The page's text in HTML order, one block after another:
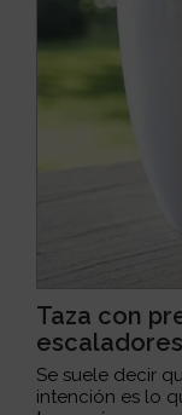
Taza con
escaladores
Se suele decir
intención es lo